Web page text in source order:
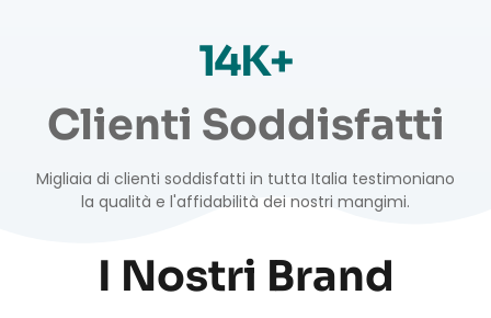
14K+
Clienti Soddisfatti
Migliaia di clienti soddisfatti in tutta Italia testimoniano
la qualità e l'affidabilità dei nostri mangimi.
I Nostri Brand